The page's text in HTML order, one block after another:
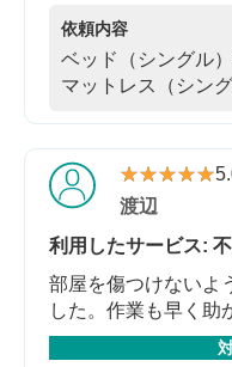
依頼内容
ベッド（シングル
マットレス（シン
★★★★★
★★★★★
渡辺
利用したサービス:
部屋を傷つけないよ
した。作業も早く助